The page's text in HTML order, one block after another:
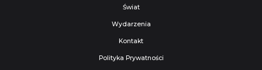
Świat
Wydarzenia
Kontakt
Polityka Prywatności